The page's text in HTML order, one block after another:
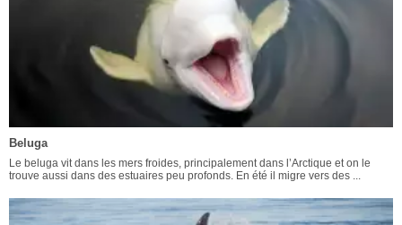
Beluga
Le beluga vit dans les mers froides, principalement dans l’Arctique et on le
trouve aussi dans des estuaires peu profonds. En été il migre vers des ...